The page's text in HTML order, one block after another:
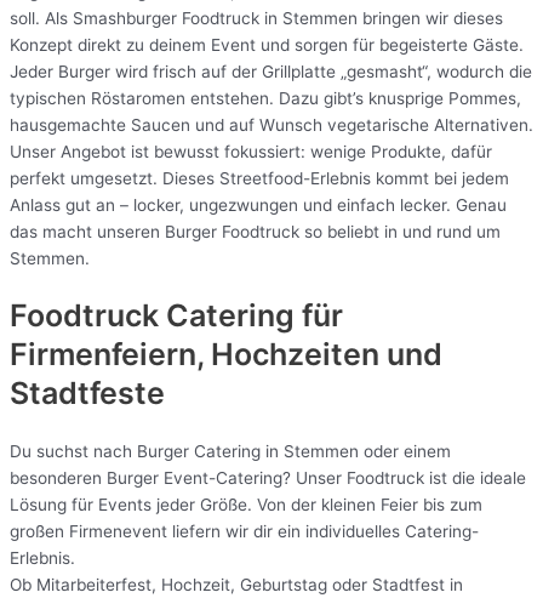
soll. Als Smashburger Foodtruck in Stemmen bringen wir dieses
Konzept direkt zu deinem Event und sorgen für begeisterte Gäste.
Jeder Burger wird frisch auf der Grillplatte „gesmasht“, wodurch die
typischen Röstaromen entstehen. Dazu gibt’s knusprige Pommes,
hausgemachte Saucen und auf Wunsch vegetarische Alternativen.
Unser Angebot ist bewusst fokussiert: wenige Produkte, dafür
perfekt umgesetzt. Dieses Streetfood-Erlebnis kommt bei jedem
Anlass gut an – locker, ungezwungen und einfach lecker. Genau
das macht unseren Burger Foodtruck so beliebt in und rund um
Stemmen.
Foodtruck Catering für
Firmenfeiern, Hochzeiten und
Stadtfeste
Du suchst nach Burger Catering in Stemmen oder einem
besonderen Burger Event-Catering? Unser Foodtruck ist die ideale
Lösung für Events jeder Größe. Von der kleinen Feier bis zum
großen Firmenevent liefern wir dir ein individuelles Catering-
Erlebnis.
Ob Mitarbeiterfest, Hochzeit, Geburtstag oder Stadtfest in